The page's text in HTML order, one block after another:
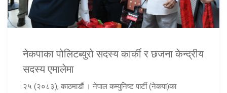
नेकपाका पोलिटब्युरो सदस्य कार्की र छजना केन्द्रीय
सदस्य एमालेमा
२५ (२०८३), काठमाडौं । नेपाल कम्युनिष्ट पार्टी (नेकपा)का